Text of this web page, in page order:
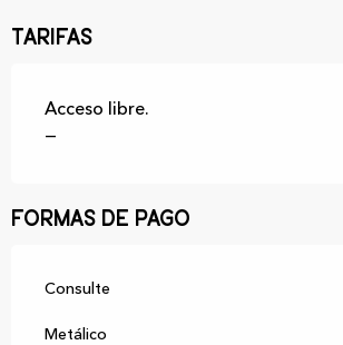
Tarifas
Acceso libre.
—
Formas de pago
Consulte
Metálico